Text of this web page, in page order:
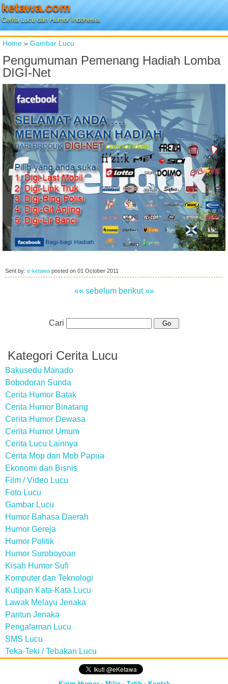
ketawa.com
Cerita Lucu dan Humor Indonesia
Home » Gambar Lucu
Pengumuman Pemenang Hadiah Lomba
DIGI-Net
Sent by: e-ketawa posted on 01 October 2011
«« sebelum berikut »»
Cari
Kategori Cerita Lucu
Bakusedu Manado
Bobodoran Sunda
Cerita Humor Batak
Cerita Humor Binatang
Cerita Humor Dewasa
Cerita Humor Umum
Cerita Lucu Lainnya
Cerita Mop dan Mob Papua
Ekonomi dan Bisnis
Film / Video Lucu
Foto Lucu
Gambar Lucu
Humor Bahasa Daerah
Humor Gereja
Humor Politik
Humor Suroboyoan
Kisah Humor Sufi
Komputer dan Teknologi
Kutipan Kata-Kata Lucu
Lawak Melayu Jenaka
Pantun Jenaka
Pengalaman Lucu
SMS Lucu
Teka-Teki / Tebakan Lucu